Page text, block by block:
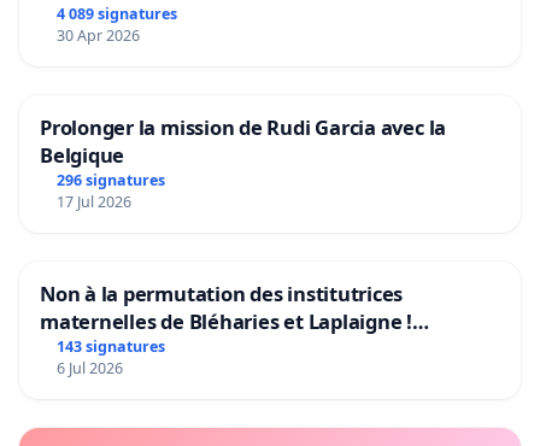
4 089 signatures
30 Apr 2026
Prolonger la mission de Rudi Garcia avec la
Belgique
296 signatures
17 Jul 2026
Non à la permutation des institutrices
maternelles de Bléharies et Laplaigne !
Préservons la stabilité de nos enfants.
143 signatures
6 Jul 2026